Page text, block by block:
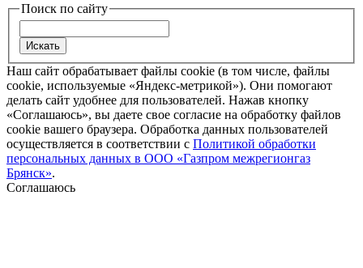
Поиск по сайту
Наш сайт обрабатывает файлы cookie (в том числе, файлы
cookie, используемые «Яндекс-метрикой»). Они помогают
делать сайт удобнее для пользователей. Нажав кнопку
«Соглашаюсь», вы даете свое согласие на обработку файлов
cookie вашего браузера. Обработка данных пользователей
осуществляется в соответствии с Политикой обработки
персональных данных в ООО «Газпром межрегионгаз
Брянск».
Соглашаюсь